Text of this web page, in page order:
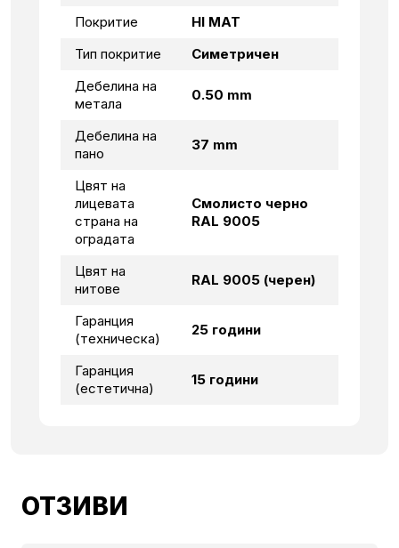
Покритие
HI MAT
Тип покритие
Симетричен
Дебелина на
метала
0.50 mm
Дебелина на
пано
37 mm
Цвят на
лицевата
страна на
оградата
Смолисто черно
RAL 9005
Цвят на
нитове
RAL 9005 (черен)
Гаранция
(техническа)
25 години
Гаранция
(естетична)
15 години
ОТЗИВИ